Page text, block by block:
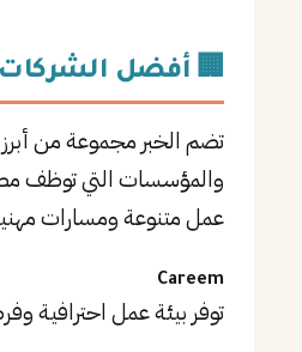
🏢 أفضل الشركات
تضم الخبر مجموعة من
والمؤسسات التي توظف
عمل متنوعة ومسارات
Careem
توفر بيئة عمل احترافية